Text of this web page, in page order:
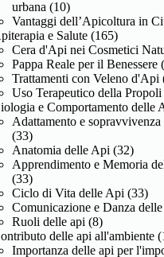
urbana (10)
Vantaggi dell’Apicoltura in
e Salute (165)
Cera d'Api nei Cosmetici
Pappa Reale per il Benessere
Trattamenti con Veleno d'Api
Uso Terapeutico della Propoli
e Comportamento delle
Adattamento e sopravvivenza
(33)
Anatomia delle Api (32)
Apprendimento e Memoria
(33)
Ciclo di Vita delle Api (33)
Comunicazione e Danza
Ruoli delle api (8)
delle api all'ambiente
Importanza delle api per